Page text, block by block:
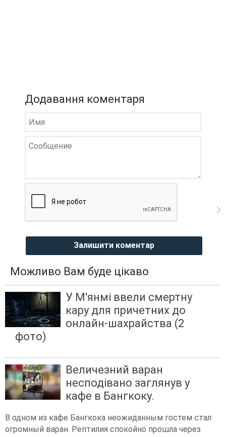
Додавання коментаря
Залишити коментар
Можливо Вам буде цікаво
У М'янмі ввели смертну
кару для причетних до
онлайн-шахрайства (2
фото)
Величезний варан
несподівано заглянув у
кафе в Бангкоку.
В одном из кафе Бангкока неожиданным гостем стал
огромный варан. Рептилия спокойно прошла через